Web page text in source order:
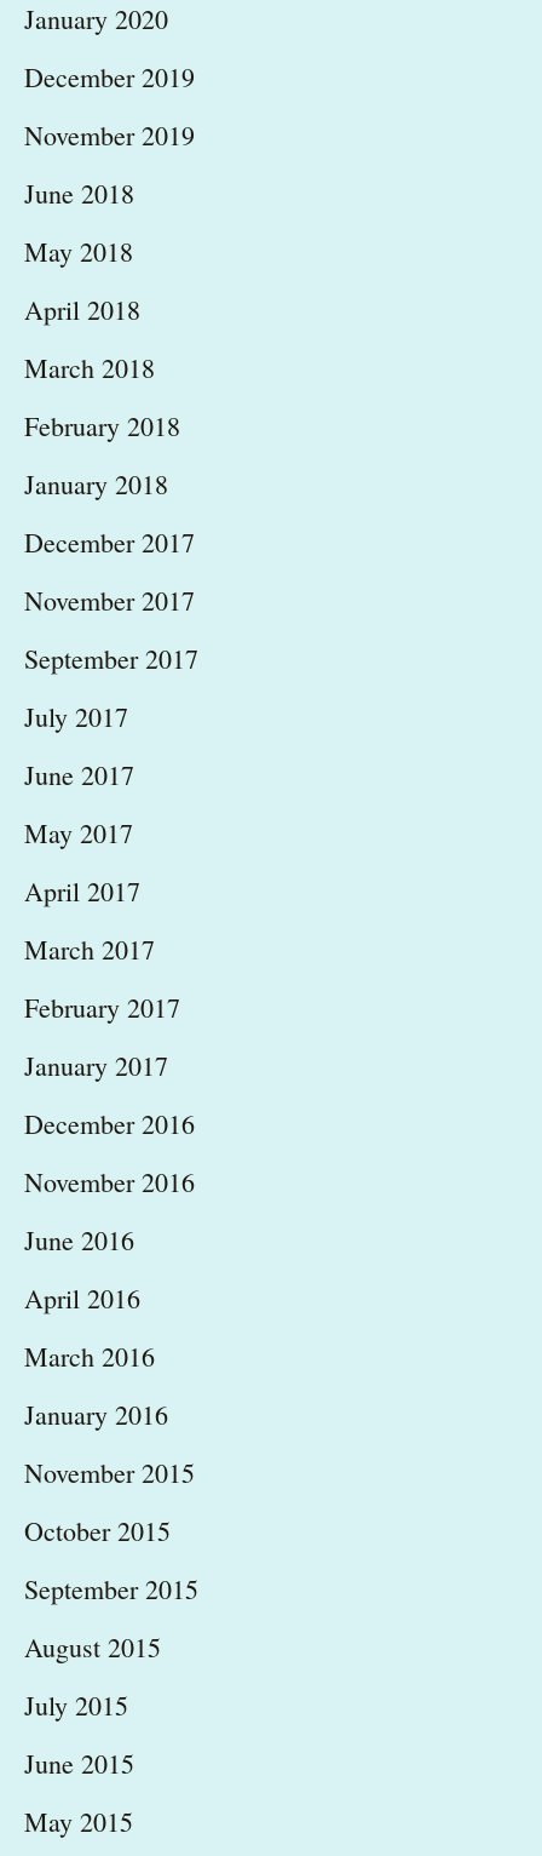
January 2020
December 2019
November 2019
June 2018
May 2018
April 2018
March 2018
February 2018
January 2018
December 2017
November 2017
September 2017
July 2017
June 2017
May 2017
April 2017
March 2017
February 2017
January 2017
December 2016
November 2016
June 2016
April 2016
March 2016
January 2016
November 2015
October 2015
September 2015
August 2015
July 2015
June 2015
May 2015